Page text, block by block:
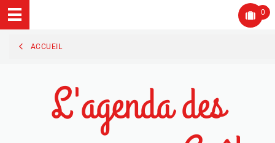
0
ACCUEIL
L'agenda des